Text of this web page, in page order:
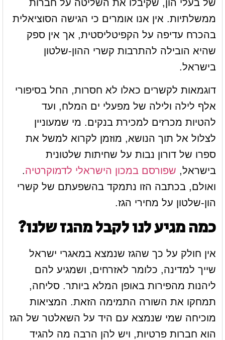
של בעלי הון, שקיבלו את השליטה על חברות
ממשלתיות. אין אנו אומרים כי הגישה הסוציאלית
בהכרח עדיפה על הקפיטליסטית, אך אין ספק
שהיא הובילה להתרבות קשרי ההון-שלטון
בישראל.
דוגמאות לקשרים כאלו לא חסרות, החל בסיפורי
אלף לילה ולילה של מפעלי ים המלח, ועד
להטיות מכרזים למכירת בנקים. מי שמעוניין
לצלול אל תוך הנושא, מוזמן לקרוא למשל את
ספרו של דורון נבות על שחיתות שלטונית
בישראל, שפורסם במכון הישראלי לדמוקרטיה.
ואולם, בכתבה הזו נתמקד בהשפעתם של קשרי
הון-שלטון על מחירי הגז.
כמה מגיע לנו לקבל מהגז שלנו?
אין חולק על כך שהגז שנמצא במאגרי ישראל
שייך למדינה, כלומר לאזרחים, ושמגיע להם
ליהנות מהפירות באופן המלא ביותר. סליחה,
תמחקו את השורה התמימה הזאת. המציאות
מוכיחה שמי שנמצא עם היד על השאלטר של הגז
הוא חברות פרטיות, ויש להן הרבה מה להגיד